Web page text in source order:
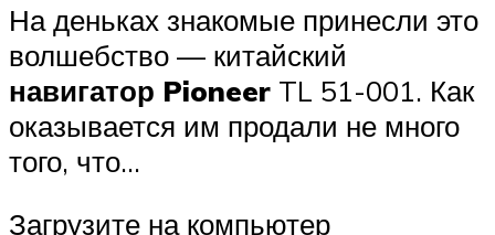
На деньках знакомые принесли это
волшебство — китайский
навигатор Pioneer TL 51-001. Как
оказывается им продали не много
того, что…
Загрузите на компьютер